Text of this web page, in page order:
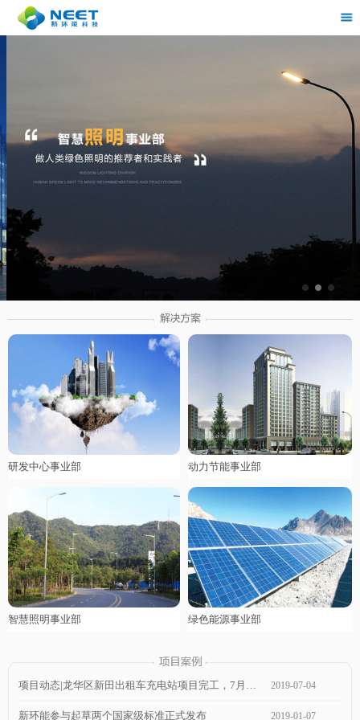
茶
研发中心事业部 动力节能事业部
智慧照明事业部 绿色能源事业部
2019-07-04
新环能参与起草两个国家级标准正式发布 2019-01-07